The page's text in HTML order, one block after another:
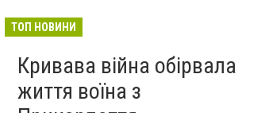
ТОП НОВИНИ
Кривава війна обірвала
життя воїна з